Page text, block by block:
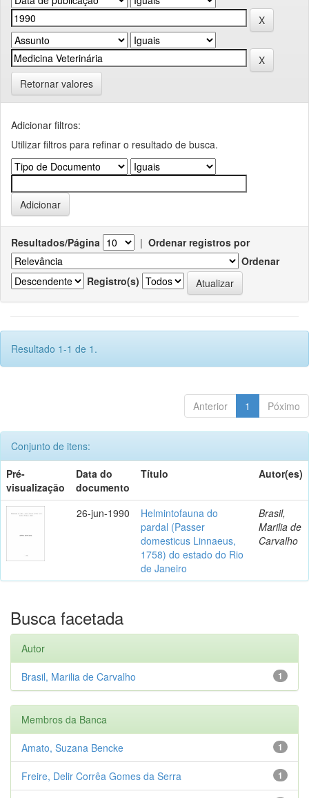
Retornar valores
Adicionar filtros:
Utilizar filtros para refinar o resultado de busca.
Resultados/Página | Ordenar registros por
Ordenar
Registro(s)
Resultado 1-1 de 1.
Anterior 1 Póximo
Conjunto de itens:
Pré-
visualização
Data do
documento
Título Autor(es)
26-jun-1990
Helmintofauna do
pardal (Passer
domesticus Linnaeus,
1758) do estado do Rio
de Janeiro
Brasil,
Marilia de
Carvalho
Busca facetada
Autor
1
Brasil, Marilia de Carvalho
Membros da Banca
1
Amato, Suzana Bencke
1
Freire, Delir Corrêa Gomes da Serra